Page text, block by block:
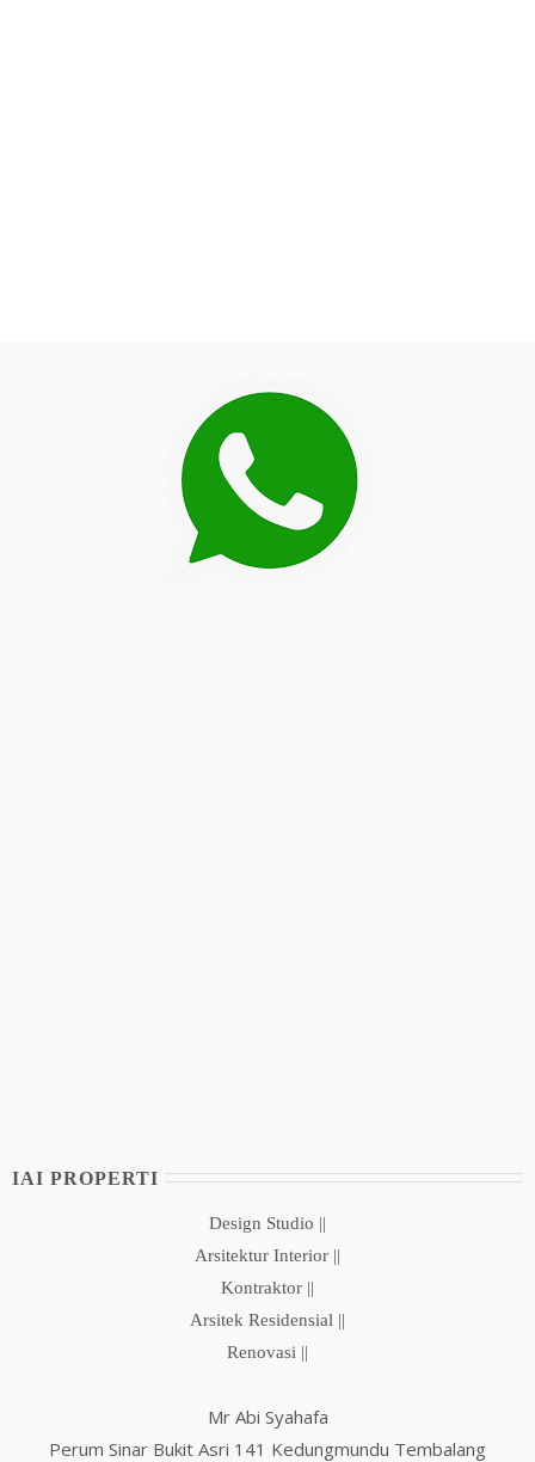
IAI PROPERTI
Design Studio ||
Arsitektur Interior ||
Kontraktor ||
Arsitek Residensial ||
Renovasi ||
Mr Abi Syahafa
Perum Sinar Bukit Asri 141 Kedungmundu Tembalang